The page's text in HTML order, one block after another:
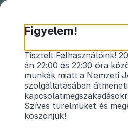
Önkormányzati
rendeletek
Önkormányzati
Vármegye
Győr-Moson-Sopron
Kibocsátó
Szilsárkány Község
Figyelem!
Tisztelt Felhasználóink!
án 22:00 és 22:30 óra
munkák miatt a Nemzeti
szolgáltatásában átmeneti
Szíves türelmüket és
köszönjük!